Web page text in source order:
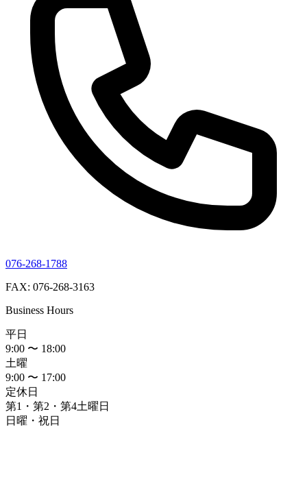
076-268-1788
FAX: 076-268-3163
Business Hours
平日
9:00 〜 18:00
土曜
9:00 〜 17:00
定休日
第1・第2・第4土曜日
日曜・祝日